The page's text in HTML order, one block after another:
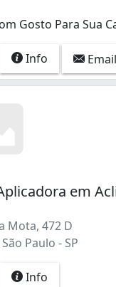
Gosto Para Sua
Info Email
em
Mota, 472 D
Paulo - SP
Info